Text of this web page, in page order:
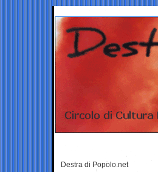
Destra di Popolo.net